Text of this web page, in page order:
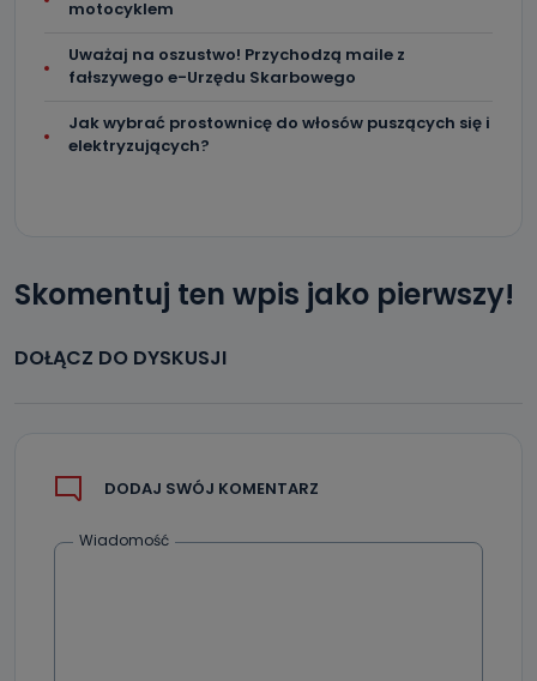
motocyklem
Uważaj na oszustwo! Przychodzą maile z
fałszywego e-Urzędu Skarbowego
Jak wybrać prostownicę do włosów puszących się i
elektryzujących?
Skomentuj ten wpis jako pierwszy!
DOŁĄCZ DO DYSKUSJI
DODAJ SWÓJ KOMENTARZ
Wiadomość